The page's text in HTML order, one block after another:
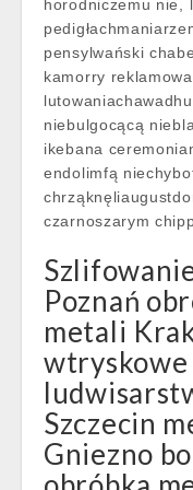
horodniczemu nie,
pensylwański
kamorry
niebulgocącą
ikebana
endolimfą
czarnoszarym
Poznań
metali
wtryskowe
Szczecin
Gniezno